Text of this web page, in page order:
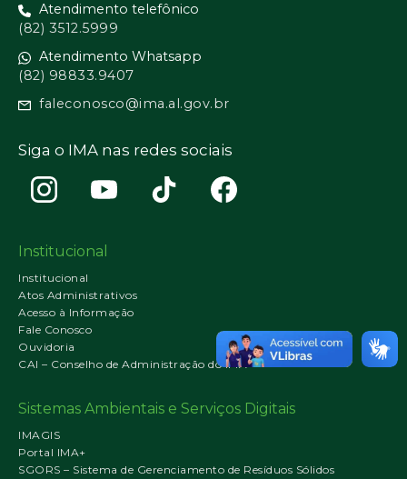
Atendimento telefônico
(82) 3512.5999
Atendimento Whatsapp
(82) 98833.9407
faleconosco@ima.al.gov.br
Siga o IMA nas redes sociais
Institucional
Institucional
Atos Administrativos
Acesso à Informação
Fale Conosco
Ouvidoria
CAI – Conselho de Administração do IMA
Sistemas Ambientais e Serviços Digitais
IMAGIS
Portal IMA+
SGORS – Sistema de Gerenciamento de Resíduos Sólidos